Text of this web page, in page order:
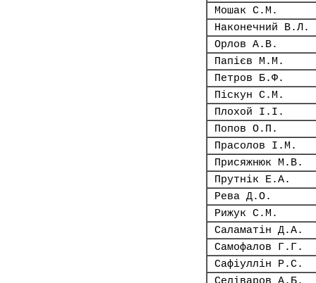
Мошак С.М.
Наконечний В.Л.
Орлов А.В.
Папієв М.М.
Петров Б.Ф.
Піскун С.М.
Плохой І.І.
Попов О.П.
Прасолов І.М.
Присяжнюк М.В.
Прутнік Е.А.
Рева Д.О.
Рижук С.М.
Саламатін Д.А.
Самофалов Г.Г.
Сафіуллін Р.С.